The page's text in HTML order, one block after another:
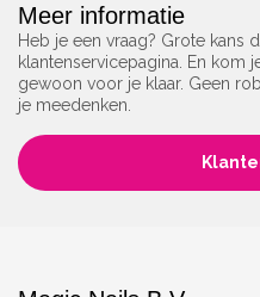
Meer informatie
Heb je een vraag? Grote kans
klantenservicepagina. En kom
gewoon voor je klaar. Geen
je meedenken.